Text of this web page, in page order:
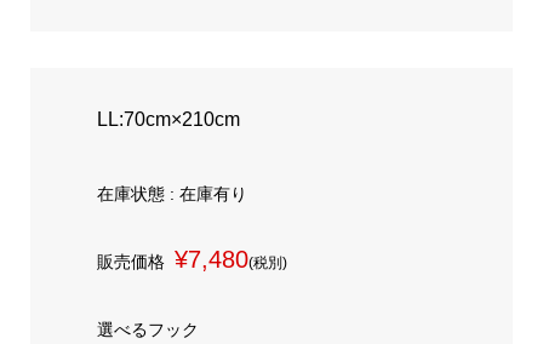
LL:70cm×210cm
在庫状態 : 在庫有り
販売価格 ¥7,480(税別)
選べるフック